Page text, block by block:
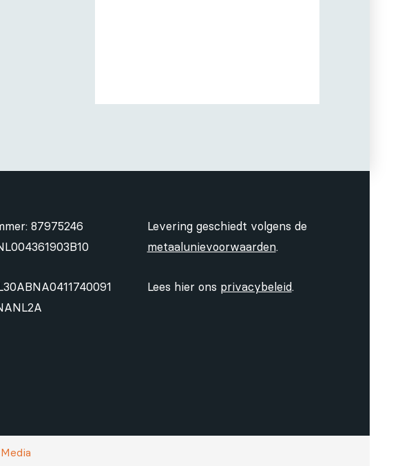
87975246
Levering geschiedt volgens de
metaalunievoorwaarden.
Lees hier ons privacybeleid.